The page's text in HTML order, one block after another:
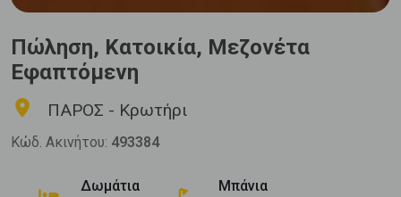
Πώληση, Κατοικία, Μεζονέτα
Εφαπτόμενη
ΠΑΡΟΣ - Κρωτήρι
Κώδ. Ακινήτου: 493384
Δωμάτια
Μπάνια